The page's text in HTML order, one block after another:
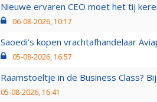
Nieuwe ervaren CEO moet het tij
06-08-2026, 10:17
Saoedi’s kopen vrachtafhandelaar
05-08-2026, 16:57
Raamstoeltje in de Business Class?
05-08-2026, 16:41